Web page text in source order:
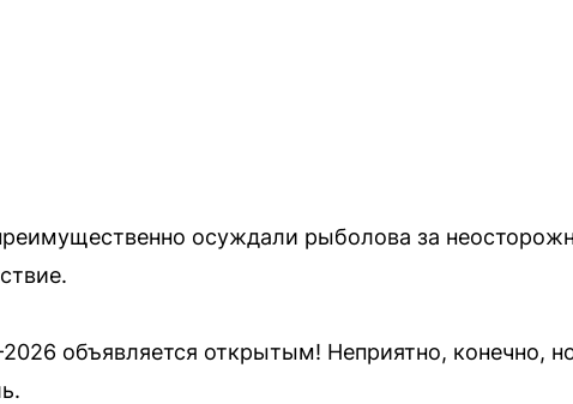
осуждали рыболова за
объявляется открытым! Неприятно, конечно,